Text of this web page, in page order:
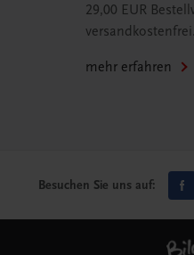
29,00 EUR
versandkostenfrei.
mehr erfahren
Besuchen Sie uns auf: